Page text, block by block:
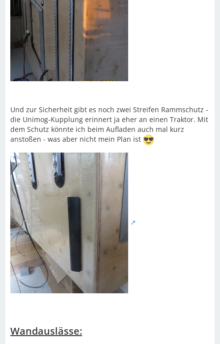
Und zur Sicherheit gibt es noch zwei Streifen Rammschutz -
die Unimog-Kupplung erinnert ja eher an einen Traktor. Mit
dem Schutz könnte ich beim Aufladen auch mal kurz
anstoßen - was aber nicht mein Plan ist
Wandauslässe: